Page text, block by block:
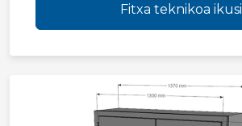
Fitxa teknikoa ikusi